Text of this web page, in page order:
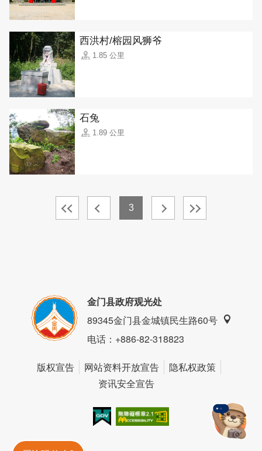
西洪村/榕园风狮爷
1.85 公里
石兔
1.89 公里
3
金门县政府观光处
89345金门县金城镇民生路60号
电话：+886-82-318823
版权宣告 网站资料开放宣告
隐私权政策
资讯安全宣告